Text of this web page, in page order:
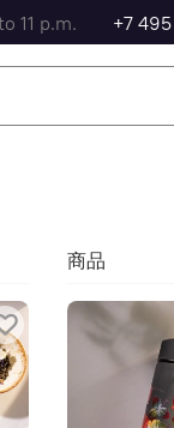
11 p.m. +7
商品